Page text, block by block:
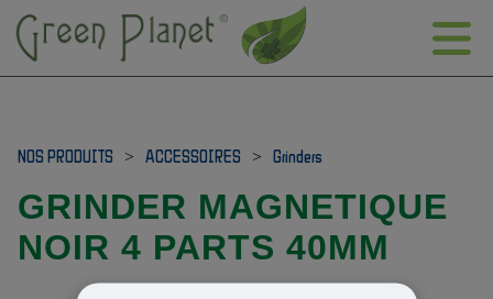
NOS PRODUITS > ACCESSOIRES > Grinders
GRINDER MAGNETIQUE
NOIR 4 PARTS 40MM